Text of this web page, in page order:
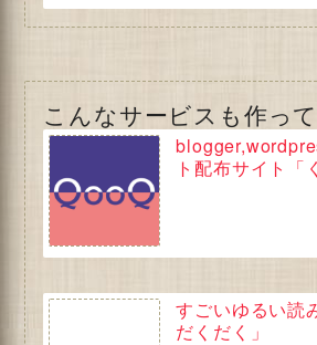
こんなサービスも作っ
ト配布サイト「
すごいゆるい読
だくだく」